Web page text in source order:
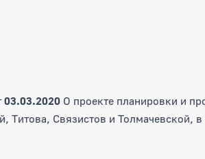
03.03.2020О проекте планировки и
Титова, Связистов и Толмачевской,